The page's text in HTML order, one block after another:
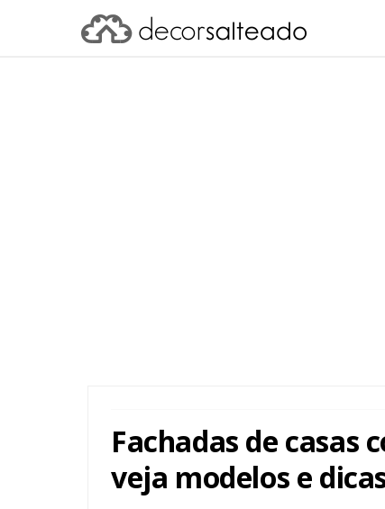
Fachadas de
veja modelos e